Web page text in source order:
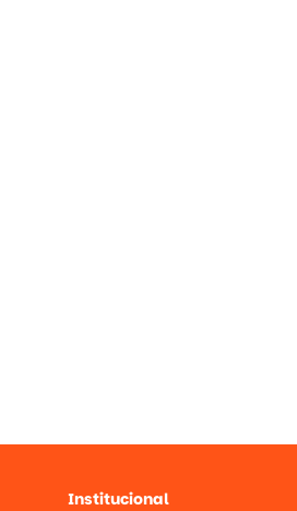
Institucional